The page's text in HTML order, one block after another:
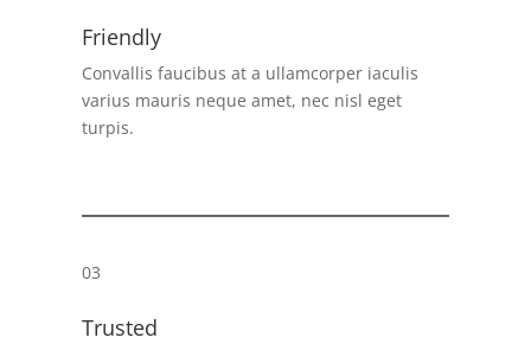
Friendly
Convallis faucibus at a ullamcorper iaculis
varius mauris neque amet, nec nisl eget
turpis.
03
Trusted